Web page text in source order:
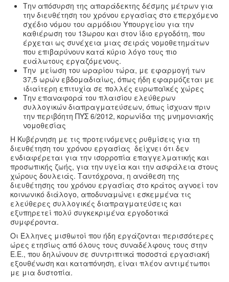
Την απόσυρση της απαράδεκτης δέσμης μέτρων για
την διευθέτηση του χρόνου εργασίας στο επερχόμενο
σχέδιο νόμου του αρμόδιου Υπουργείου για την
καθιέρωση του 13ωρου και στον ίδιο εργοδότη, που
έρχεται ως συνέχεια μιας σειράς νομοθετημάτων
που επιβαρύνουν κατά κύριο λόγο τους πιο
ευάλωτους εργαζόμενους.
Την μείωση του ωραρίου τώρα, με εφαρμογή των
37,5 ωρών εβδομαδιαίως, όπως ήδη εφαρμόζεται με
ιδιαίτερη επιτυχία σε πολλές ευρωπαϊκές χώρες
Την επαναφορά του πλαισίου ελεύθερων
συλλογικών διαπραγματεύσεων, όπως ίσχυαν πριν
την περιβόητη ΠΥΣ 6/2012, κορωνίδα της μνημονιακής
νομοθεσίας
Η Κυβέρνηση με τις προτεινόμενες ρυθμίσεις για τη
διευθέτηση του χρόνου εργασίας δείχνει ότι δεν
ενδιαφέρεται για την ισορροπία επαγγελματικής και
προσωπικής ζωής, για την υγεία και την ασφάλεια στους
χώρους δουλειάς. Ταυτόχρονα, η ανάθεση της
διευθέτησης του χρόνου εργασίας στο κράτος αγνοεί τον
κοινωνικό διάλογο, αποδυναμώνει εσκεμμένα τις
ελεύθερες συλλογικές διαπραγματεύσεις και
εξυπηρετεί πολύ συγκεκριμένα εργοδοτικά
συμφέροντα.
Οι Έλληνες μισθωτοί που ήδη εργάζονται περισσότερες
ώρες ετησίως από όλους τους συναδέλφους τους στην
Ε.Ε., που δηλώνουν σε συντριπτικά ποσοστά εργασιακή
εξουθένωση και καταπόνηση, είναι πλέον αντιμέτωποι
με μια δυστοπία.